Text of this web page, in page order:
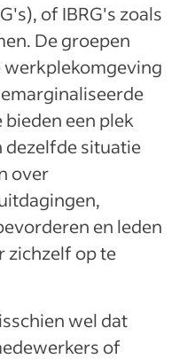
of IBRG's zoals
De groepen
werkplekomgeving
een plek
dezelfde situatie
over
en leden
zichzelf op te
wel dat
of